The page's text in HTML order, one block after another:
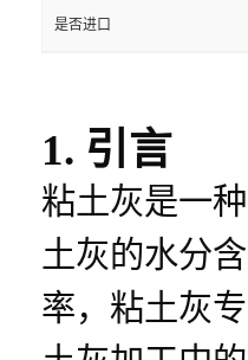
是否进口
1. 引言
粘土灰是一
土灰的水分
率，粘土灰